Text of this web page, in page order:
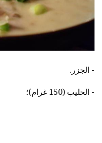
- الجزر.
- الحليب (150 غرام)؛